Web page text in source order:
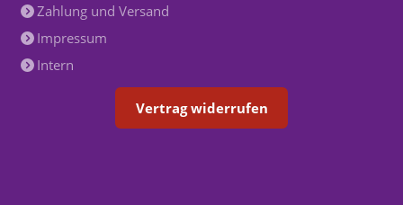
Zahlung und Versand
Impressum
Intern
Vertrag widerrufen